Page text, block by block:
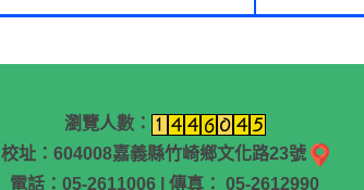
瀏覽人數：
校址：604008嘉義縣竹崎鄉文化路23號
電話：05-2611006 | 傳真： 05-2612990